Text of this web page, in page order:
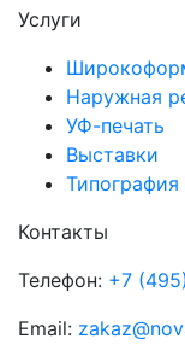
Услуги
Наружная
УФ-печать
Выставки
Типография
Контакты
Телефон: +7
Email: